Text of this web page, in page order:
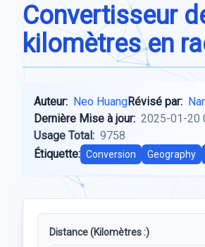
Convertisseur
kilomètres en
Auteur: Neo HuangRévisé par:
Dernière Mise à jour: 2025-01-20
Usage Total: 9758
Étiquette: Conversion Geography
Distance (Kilomètres :)